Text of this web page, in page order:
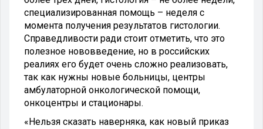
специализированная помощь – неделя с
момента получения результатов гистологии.
Справедливости ради стоит отметить, что это
полезное нововведение, но в российских
реалиях его будет очень сложно реализовать,
так как нужны новые больницы, центры
амбулаторной онкологической помощи,
онкоцентры и стационары.
«Нельзя сказать наверняка, как новый приказ